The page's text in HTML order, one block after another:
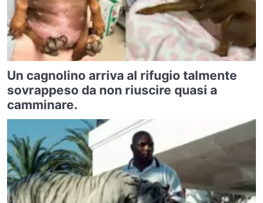
Un cagnolino arriva al rifugio talmente
sovrappeso da non riuscire quasi a
camminare.